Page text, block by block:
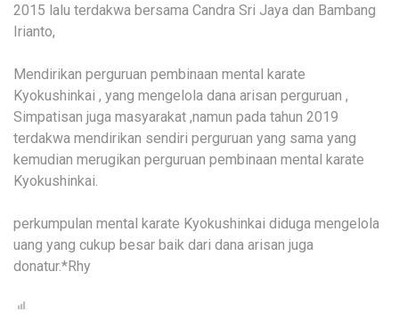
2015 lalu terdakwa bersama Candra Sri Jaya dan Bambang
Irianto,
Mendirikan perguruan pembinaan mental karate
Kyokushinkai , yang mengelola dana arisan perguruan ,
Simpatisan juga masyarakat ,namun pada tahun 2019
terdakwa mendirikan sendiri perguruan yang sama yang
kemudian merugikan perguruan pembinaan mental karate
Kyokushinkai.
perkumpulan mental karate Kyokushinkai diduga mengelola
uang yang cukup besar baik dari dana arisan juga
donatur.*Rhy